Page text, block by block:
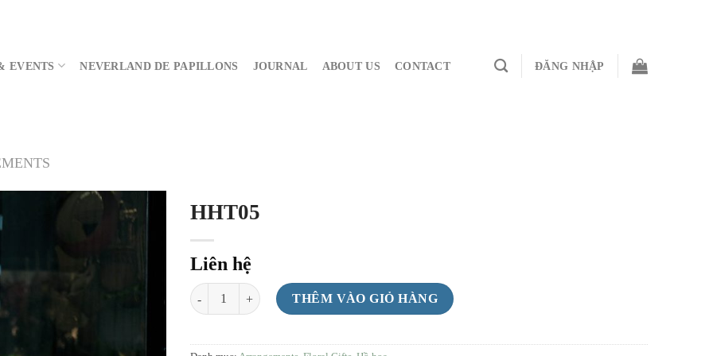
EVENTS NEVERLAND DE PAPILLONS JOURNAL ABOUT US CONTACT ĐĂNG NHẬP
HHT05
Liên hệ
HHT05 số lượng
THÊM VÀO GIỎ HÀNG